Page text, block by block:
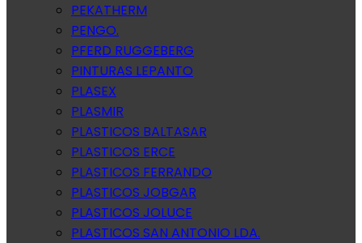
PEKATHERM
PENGO.
PFERD RUGGEBERG
PINTURAS LEPANTO
PLASEX
PLASMIR
PLASTICOS BALTASAR
PLASTICOS ERCE
PLASTICOS FERRANDO
PLASTICOS JOBGAR
PLASTICOS JOLUCE
PLASTICOS SAN ANTONIO LDA.